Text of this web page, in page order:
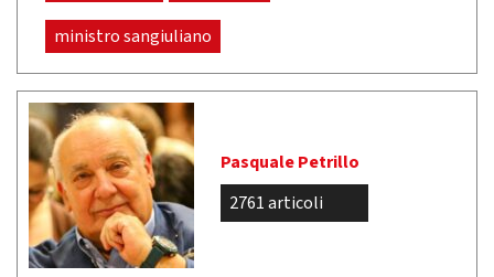
ministro sangiuliano
Pasquale Petrillo
2761 articoli